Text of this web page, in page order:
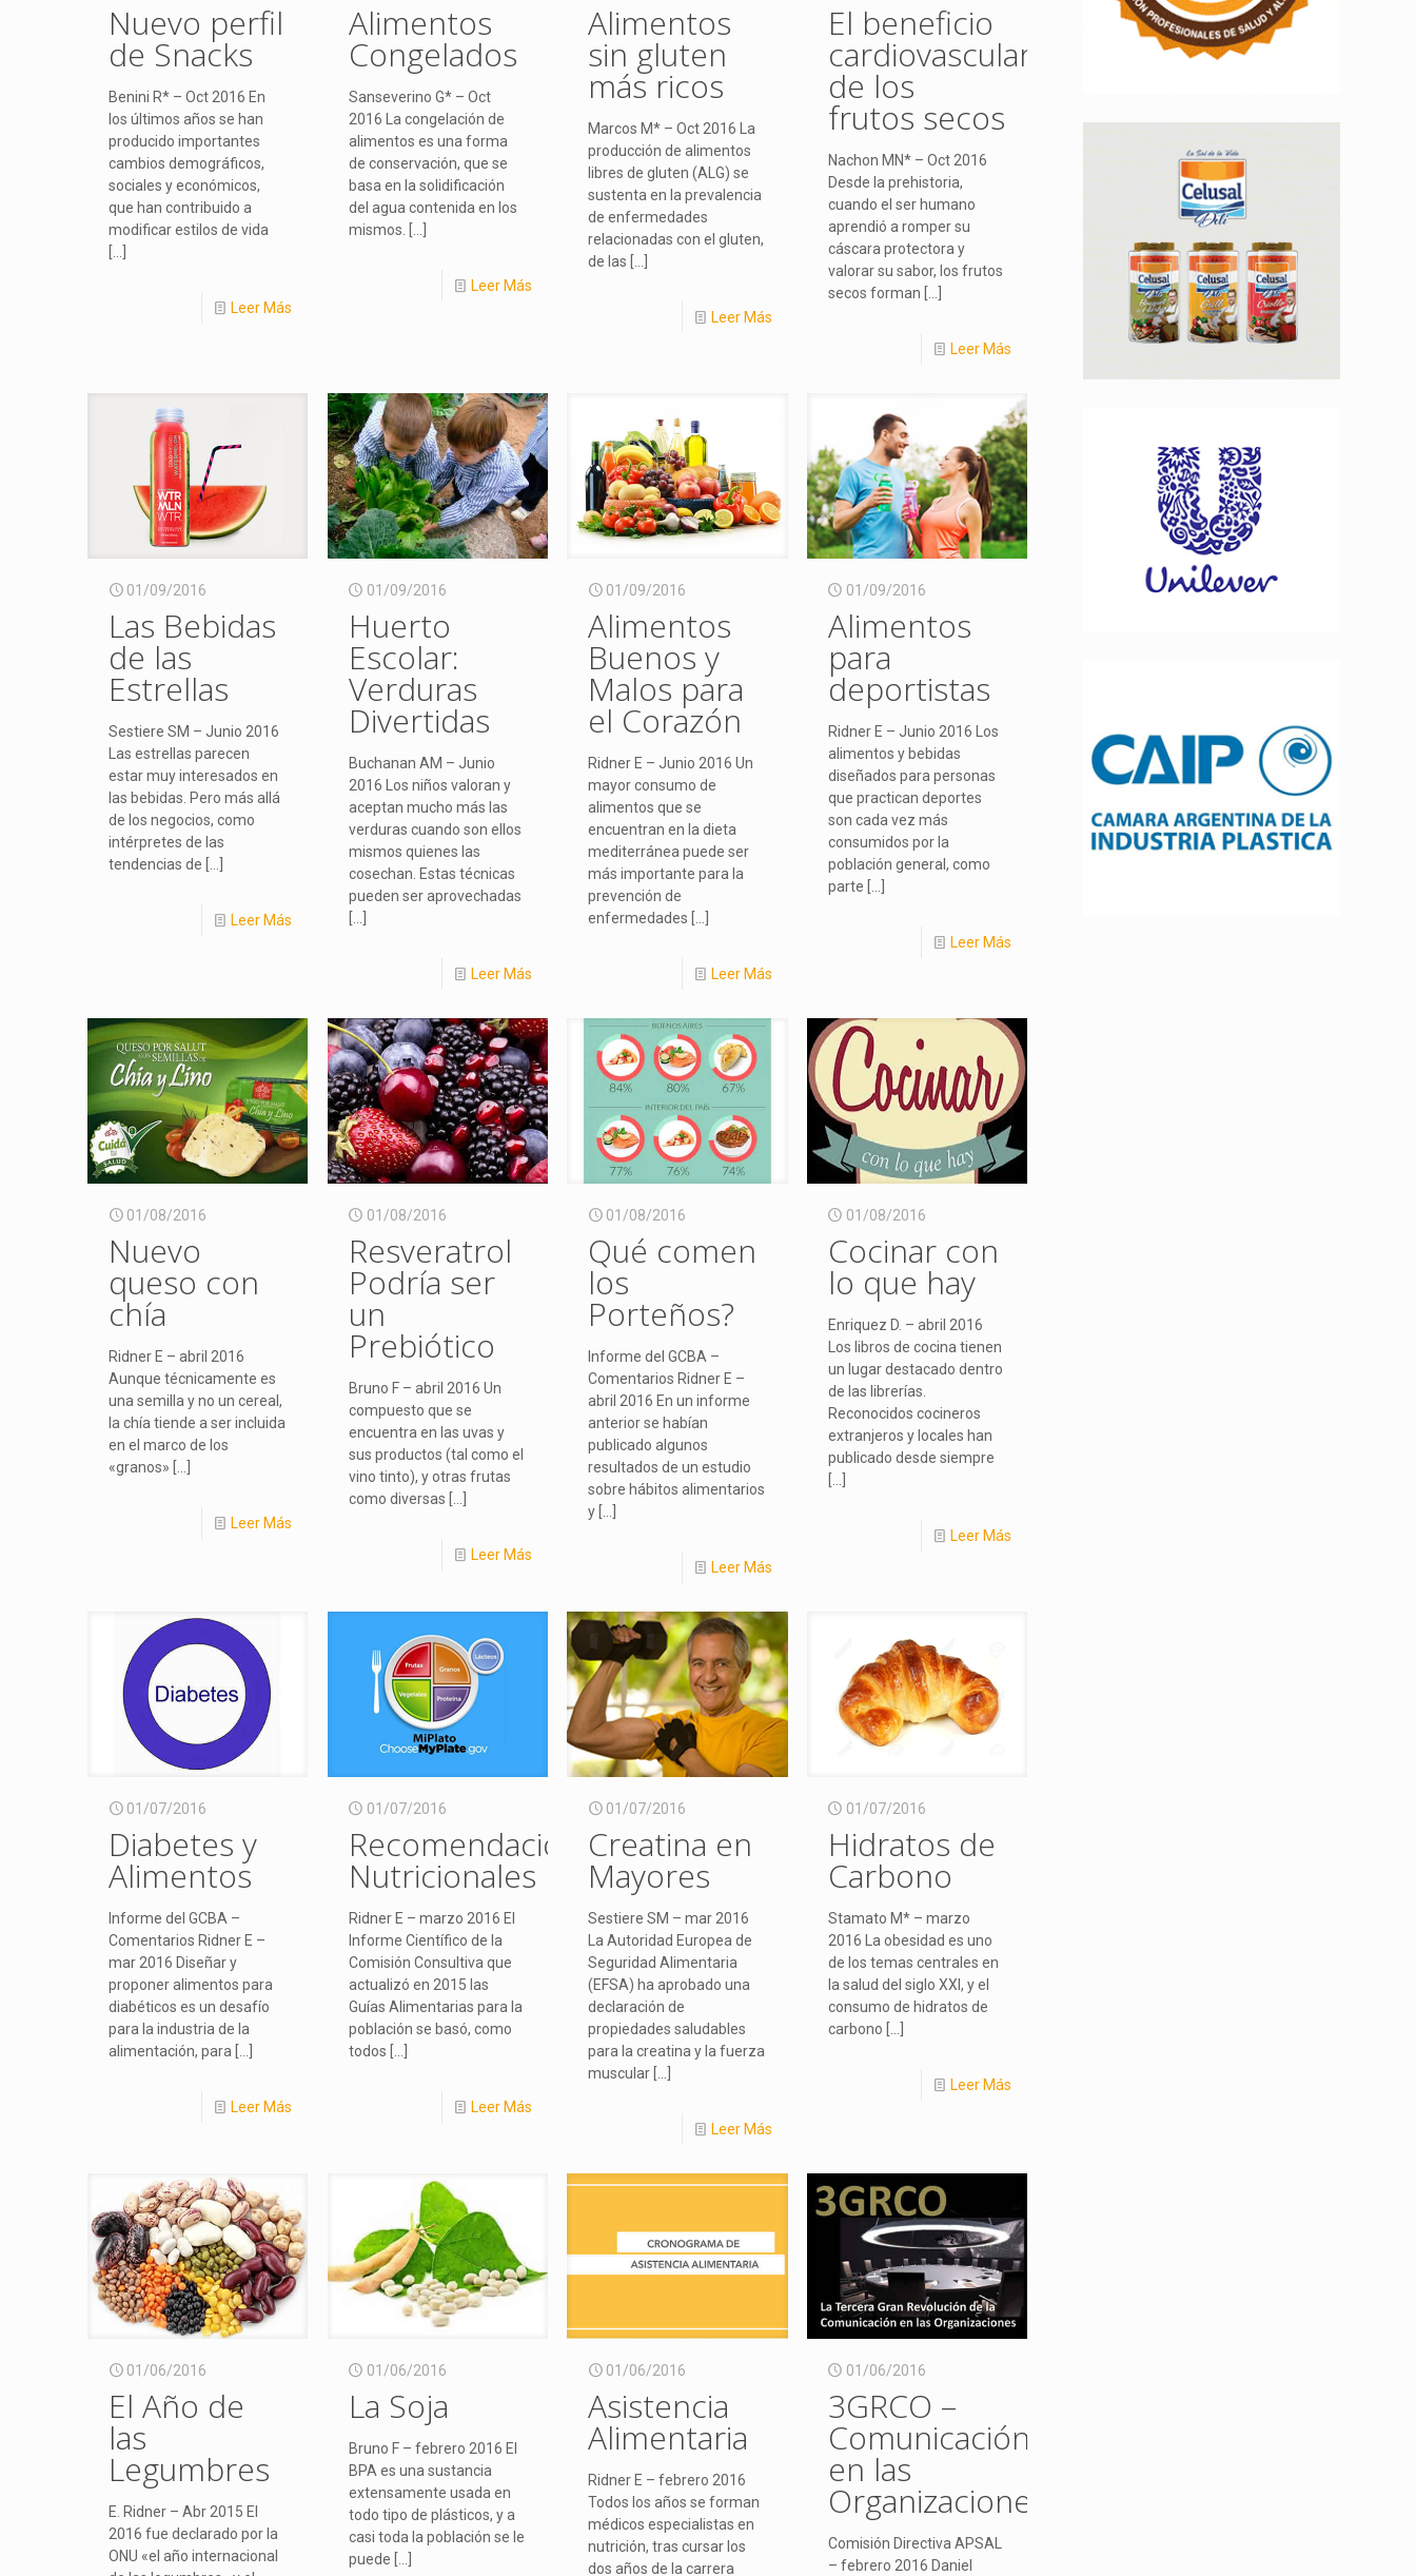
Nuevo perfil
de Snacks
Benini R* – Oct 2016 En
los últimos años se han
producido importantes
cambios demográficos,
sociales y económicos,
que han contribuido a
modificar estilos de vida
[…]
Leer Más
Alimentos
Congelados
Sanseverino G* – Oct
2016 La congelación de
alimentos es una forma
de conservación, que se
basa en la solidificación
del agua contenida en los
mismos. […]
Leer Más
Alimentos
sin gluten
más ricos
Marcos M* – Oct 2016 La
producción de alimentos
libres de gluten (ALG) se
sustenta en la prevalencia
de enfermedades
relacionadas con el gluten,
de las […]
Leer Más
El beneficio
cardiovascular
de los
frutos secos
Nachon MN* – Oct 2016
Desde la prehistoria,
cuando el ser humano
aprendió a romper su
cáscara protectora y
valorar su sabor, los frutos
secos forman […]
Leer Más
01/09/2016
Las Bebidas
de las
Estrellas
Sestiere SM – Junio 2016
Las estrellas parecen
estar muy interesados en
las bebidas. Pero más allá
de los negocios, como
intérpretes de las
tendencias de […]
Leer Más
01/09/2016
Huerto
Escolar:
Verduras
Divertidas
Buchanan AM – Junio
2016 Los niños valoran y
aceptan mucho más las
verduras cuando son ellos
mismos quienes las
cosechan. Estas técnicas
pueden ser aprovechadas
[…]
Leer Más
01/09/2016
Alimentos
Buenos y
Malos para
el Corazón
Ridner E – Junio 2016 Un
mayor consumo de
alimentos que se
encuentran en la dieta
mediterránea puede ser
más importante para la
prevención de
enfermedades […]
Leer Más
01/09/2016
Alimentos
para
deportistas
Ridner E – Junio 2016 Los
alimentos y bebidas
diseñados para personas
que practican deportes
son cada vez más
consumidos por la
población general, como
parte […]
Leer Más
01/08/2016
Nuevo
queso con
chía
Ridner E – abril 2016
Aunque técnicamente es
una semilla y no un cereal,
la chía tiende a ser incluida
en el marco de los
«granos» […]
Leer Más
01/08/2016
Resveratrol
Podría ser
un
Prebiótico
Bruno F – abril 2016 Un
compuesto que se
encuentra en las uvas y
sus productos (tal como el
vino tinto), y otras frutas
como diversas […]
Leer Más
01/08/2016
Qué comen
los
Porteños?
Informe del GCBA –
Comentarios Ridner E –
abril 2016 En un informe
anterior se habían
publicado algunos
resultados de un estudio
sobre hábitos alimentarios
y […]
Leer Más
01/08/2016
Cocinar con
lo que hay
Enriquez D. – abril 2016
Los libros de cocina tienen
un lugar destacado dentro
de las librerías.
Reconocidos cocineros
extranjeros y locales han
publicado desde siempre
[…]
Leer Más
01/07/2016
Diabetes y
Alimentos
Informe del GCBA –
Comentarios Ridner E –
mar 2016 Diseñar y
proponer alimentos para
diabéticos es un desafío
para la industria de la
alimentación, para […]
Leer Más
01/07/2016
Recomendaciones
Nutricionales
Ridner E – marzo 2016 El
Informe Científico de la
Comisión Consultiva que
actualizó en 2015 las
Guías Alimentarias para la
población se basó, como
todos […]
Leer Más
01/07/2016
Creatina en
Mayores
Sestiere SM – mar 2016
La Autoridad Europea de
Seguridad Alimentaria
(EFSA) ha aprobado una
declaración de
propiedades saludables
para la creatina y la fuerza
muscular […]
Leer Más
01/07/2016
Hidratos de
Carbono
Stamato M* – marzo
2016 La obesidad es uno
de los temas centrales en
la salud del siglo XXI, y el
consumo de hidratos de
carbono […]
Leer Más
01/06/2016
El Año de
las
Legumbres
E. Ridner – Abr 2015 El
2016 fue declarado por la
ONU «el año internacional
01/06/2016
La Soja
Bruno F – febrero 2016 El
BPA es una sustancia
extensamente usada en
todo tipo de plásticos, y a
casi toda la población se le
puede […]
01/06/2016
Asistencia
Alimentaria
Ridner E – febrero 2016
Todos los años se forman
médicos especialistas en
nutrición, tras cursar los
dos años de la carrera
01/06/2016
3GRCO –
Comunicación
en las
Organizaciones
Comisión Directiva APSAL
– febrero 2016 Daniel